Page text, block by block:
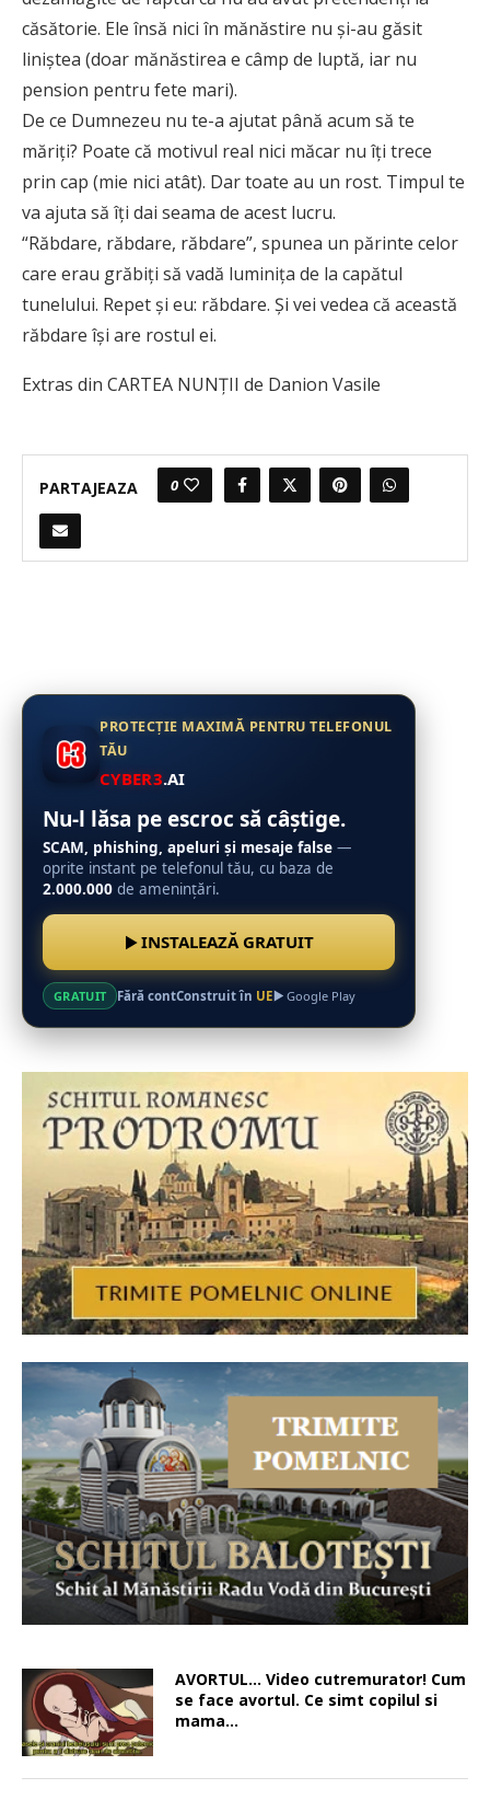
căsătorie. Ele însă nici în mănăstire nu și-au găsit
liniștea (doar mănăstirea e câmp de luptă, iar nu
pension pentru fete mari).
De ce Dumnezeu nu te-a ajutat până acum să te
măriți? Poate că motivul real nici măcar nu îți trece
prin cap (mie nici atât). Dar toate au un rost. Timpul te
va ajuta să îți dai seama de acest lucru.
“Răbdare, răbdare, răbdare”, spunea un părinte celor
care erau grăbiți să vadă luminița de la capătul
tunelului. Repet și eu: răbdare. Și vei vedea că această
răbdare își are rostul ei.
Extras din CARTEA NUNȚII de Danion Vasile
PARTAJEAZA 0
PROTECȚIE MAXIMĂ PENTRU TELEFONUL
TĂU
CYBER3.AI
Nu-l lăsa pe escroc să câștige.
SCAM, phishing, apeluri și mesaje false —
oprite instant pe telefonul tău, cu baza de
2.000.000 de amenințări.
INSTALEAZĂ GRATUIT
GRATUIT Fără contConstruit în UE Google Play
AVORTUL… Video cutremurator! Cum
se face avortul. Ce simt copilul si
mama…